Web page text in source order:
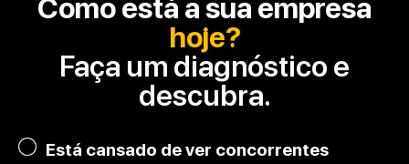
Como está a sua empresa
hoje?
Faça um diagnóstico e
descubra.
Está cansado de ver concorrentes